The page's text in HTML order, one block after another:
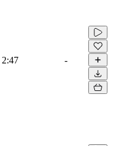
2:47 -